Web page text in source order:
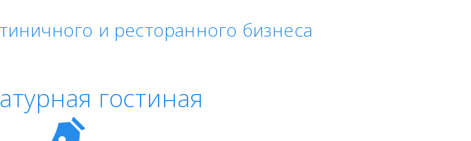
и ресторанного бизнеса
гостиная